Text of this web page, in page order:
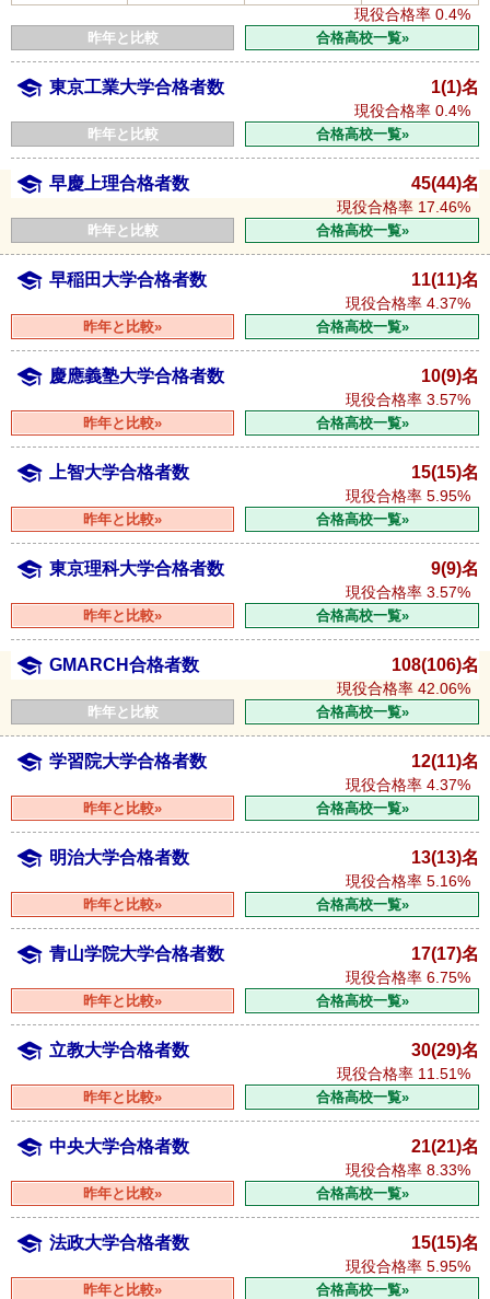
現役合格率 0.4%
昨年と比較 合格高校一覧»
東京工業大学合格者数 1(1)名
現役合格率 0.4%
昨年と比較 合格高校一覧»
早慶上理合格者数 45(44)名
現役合格率 17.46%
昨年と比較 合格高校一覧»
早稲田大学合格者数 11(11)名
現役合格率 4.37%
昨年と比較» 合格高校一覧»
慶應義塾大学合格者数 10(9)名
現役合格率 3.57%
昨年と比較» 合格高校一覧»
上智大学合格者数 15(15)名
現役合格率 5.95%
昨年と比較» 合格高校一覧»
東京理科大学合格者数 9(9)名
現役合格率 3.57%
昨年と比較» 合格高校一覧»
GMARCH合格者数 108(106)名
現役合格率 42.06%
昨年と比較 合格高校一覧»
学習院大学合格者数 12(11)名
現役合格率 4.37%
昨年と比較» 合格高校一覧»
明治大学合格者数 13(13)名
現役合格率 5.16%
昨年と比較» 合格高校一覧»
青山学院大学合格者数 17(17)名
現役合格率 6.75%
昨年と比較» 合格高校一覧»
立教大学合格者数 30(29)名
現役合格率 11.51%
昨年と比較» 合格高校一覧»
中央大学合格者数 21(21)名
現役合格率 8.33%
昨年と比較» 合格高校一覧»
法政大学合格者数 15(15)名
現役合格率 5.95%
昨年と比較» 合格高校一覧»